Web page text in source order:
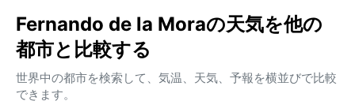
明確な雨季と乾季がある。夏（10月～3月）は高温多湿
で、日中の気温は35℃を超えることも珍しくなく、午
比較的過ごしやすく、平均気温は15～25℃で湿度も下
がる。ただし、寒波の影響で一時的に10℃を下回る日
Fernando de la Moraの天気を他の
都市と比較する
世界中の都市を検索して、気温、天気、予報を横並びで比較
できます。